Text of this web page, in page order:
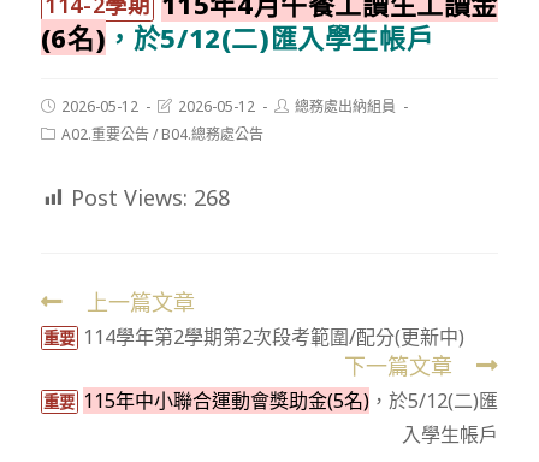
(6名) ，於5/12(二)匯入學生帳戶
Post
published:
2026-05-12
Post
modified:
2026-05-12
Post總務處出納組員
PostA02.重要公告/ B04.總務處公告
Post Views: 268
Read
more
articles
上一篇文章
重要 114學年第2學期第2次段考範圍/配分(更新中)
下一篇文章
重要 115年中小聯合運動會獎助金(5名) ，於5/12(二)匯
入學生帳戶